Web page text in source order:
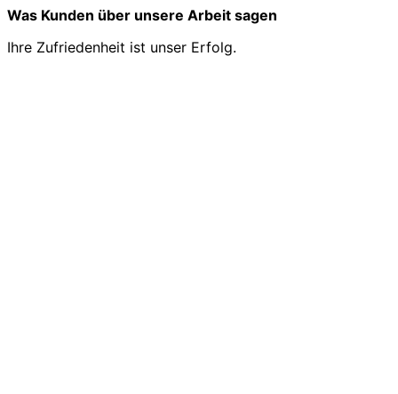
Was Kunden über unsere Arbeit sagen
Ihre Zufriedenheit ist unser Erfolg.